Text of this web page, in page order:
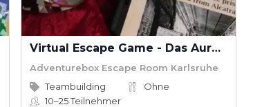
Virtual Escape Game - Das Aurora Vermächtnis
Adventurebox Escape Room Karlsruhe
Teambuilding
Ohne
10–25Teilnehmer